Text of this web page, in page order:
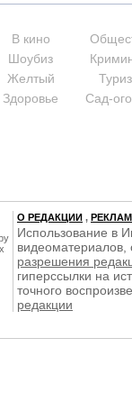
В кино
Шоубиз
Желтый
Здоровье
Сад-
О РЕДАКЦИИ ,
Использование в
видеоматериалов,
разрешения
гиперссылки на
точного
редакции